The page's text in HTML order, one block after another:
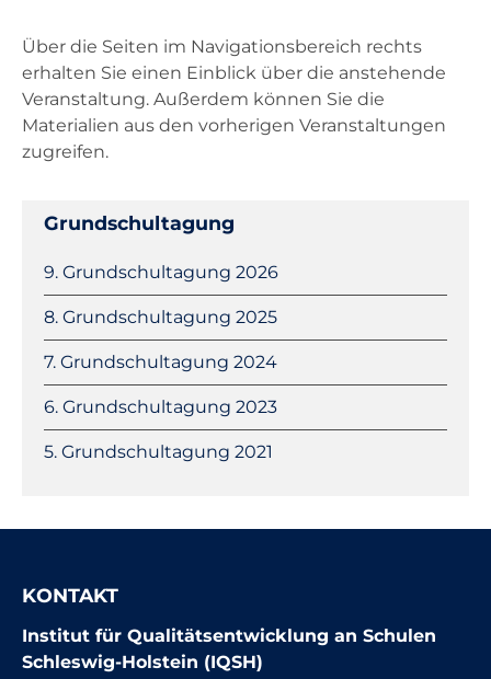
Über die Seiten im Navigationsbereich rechts
erhalten Sie einen Einblick über die anstehende
Veranstaltung. Außerdem können Sie die
Materialien aus den vorherigen Veranstaltungen
zugreifen.
Grundschultagung
Navigation
9. Grundschultagung 2026
8. Grundschultagung 2025
7. Grundschultagung 2024
6. Grundschultagung 2023
5. Grundschultagung 2021
KONTAKT
Institut für Qualitätsentwicklung an Schulen
Schleswig-Holstein (IQSH)